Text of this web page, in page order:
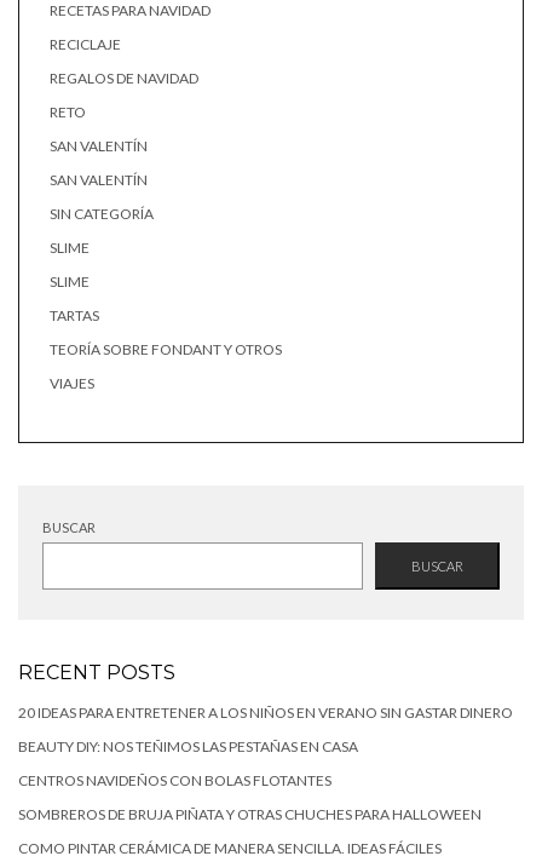
RECETAS PARA NAVIDAD
RECICLAJE
REGALOS DE NAVIDAD
RETO
SAN VALENTÍN
SAN VALENTÍN
SIN CATEGORÍA
SLIME
SLIME
TARTAS
TEORÍA SOBRE FONDANT Y OTROS
VIAJES
BUSCAR
BUSCAR
RECENT POSTS
20 IDEAS PARA ENTRETENER A LOS NIÑOS EN VERANO SIN GASTAR DINERO
BEAUTY DIY: NOS TEÑIMOS LAS PESTAÑAS EN CASA
CENTROS NAVIDEÑOS CON BOLAS FLOTANTES
SOMBREROS DE BRUJA PIÑATA Y OTRAS CHUCHES PARA HALLOWEEN
COMO PINTAR CERÁMICA DE MANERA SENCILLA. IDEAS FÁCILES